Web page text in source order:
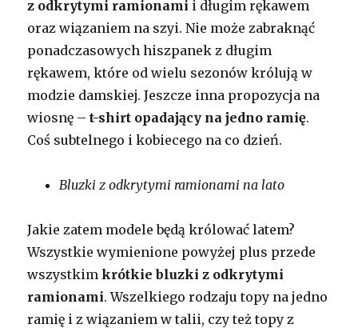
z odkrytymi ramionami i długim rękawem
oraz wiązaniem na szyi. Nie może zabraknąć
ponadczasowych hiszpanek z długim
rękawem, które od wielu sezonów królują w
modzie damskiej. Jeszcze inna propozycja na
wiosnę –t-shirt opadający na jedno ramię.
Coś subtelnego i kobiecego na co dzień.
Bluzki z odkrytymi ramionami na lato
Jakie zatem modele będą królować latem?
Wszystkie wymienione powyżej plus przede
wszystkimkrótkie bluzki z odkrytymi
ramionami. Wszelkiego rodzaju topy na jedno
ramię i z wiązaniem w talii, czy też topy z